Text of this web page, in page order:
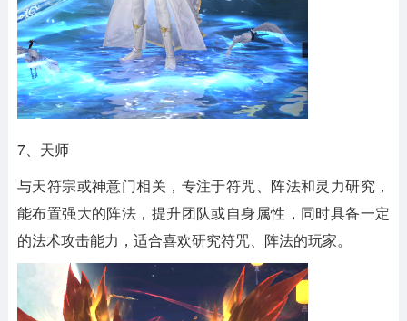
7、天师
与天符宗或神意门相关，专注于符咒、阵法和灵力研究，
能布置强大的阵法，提升团队或自身属性，同时具备一定
的法术攻击能力，适合喜欢研究符咒、阵法的玩家。